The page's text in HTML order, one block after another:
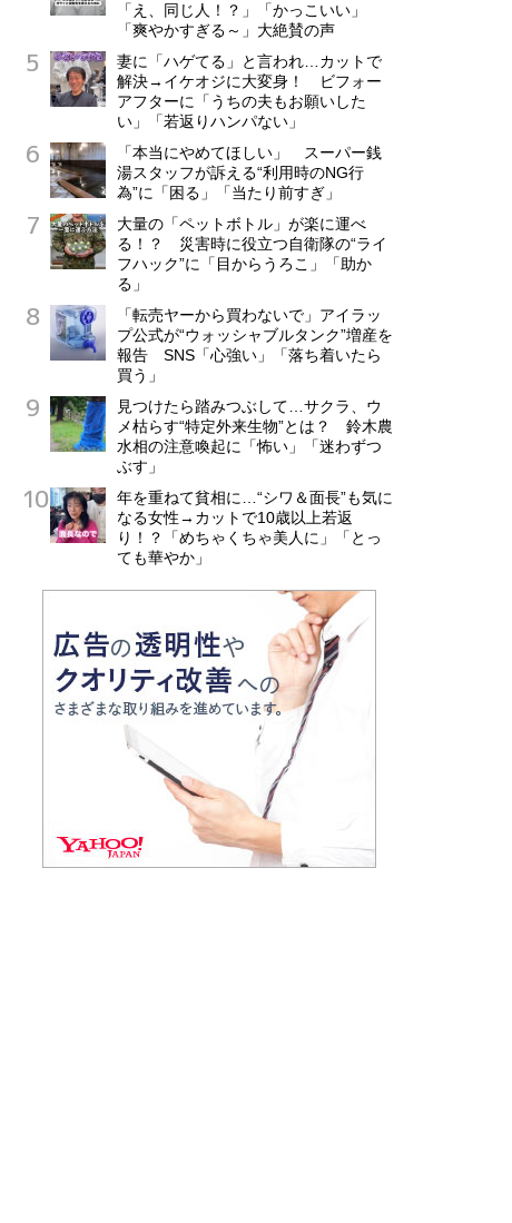
「え、同じ人！？」「かっこいい」
「爽やかすぎる～」大絶賛の声
妻に「ハゲてる」と言われ…カットで
解決→イケオジに大変身！ ビフォー
アフターに「うちの夫もお願いした
い」「若返りハンパない」
「本当にやめてほしい」 スーパー銭
湯スタッフが訴える“利用時のNG行
為”に「困る」「当たり前すぎ」
大量の「ペットボトル」が楽に運べ
る！？ 災害時に役立つ自衛隊の“ライ
フハック”に「目からうろこ」「助か
る」
「転売ヤーから買わないで」アイラッ
プ公式が“ウォッシャブルタンク”増産を
報告 SNS「心強い」「落ち着いたら
買う」
見つけたら踏みつぶして…サクラ、ウ
メ枯らす“特定外来生物”とは？ 鈴木農
水相の注意喚起に「怖い」「迷わずつ
ぶす」
年を重ねて貧相に…“シワ＆面長”も気に
なる女性→カットで10歳以上若返
り！？「めちゃくちゃ美人に」「とっ
ても華やか」